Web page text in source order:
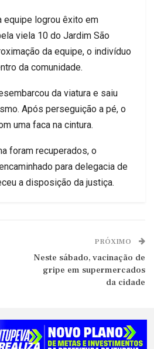
equipe logrou êxito em
viela 10 do Jardim São
da equipe, o indivíduo
da comunidade.
da viatura e saiu
Após perseguição a pé, o
uma faca na cintura.
foram recuperados, o
para delegacia de
a disposição da justiça.
PRÓXIMO
Neste sábado, vacinação de
gripe em supermercados
da cidade